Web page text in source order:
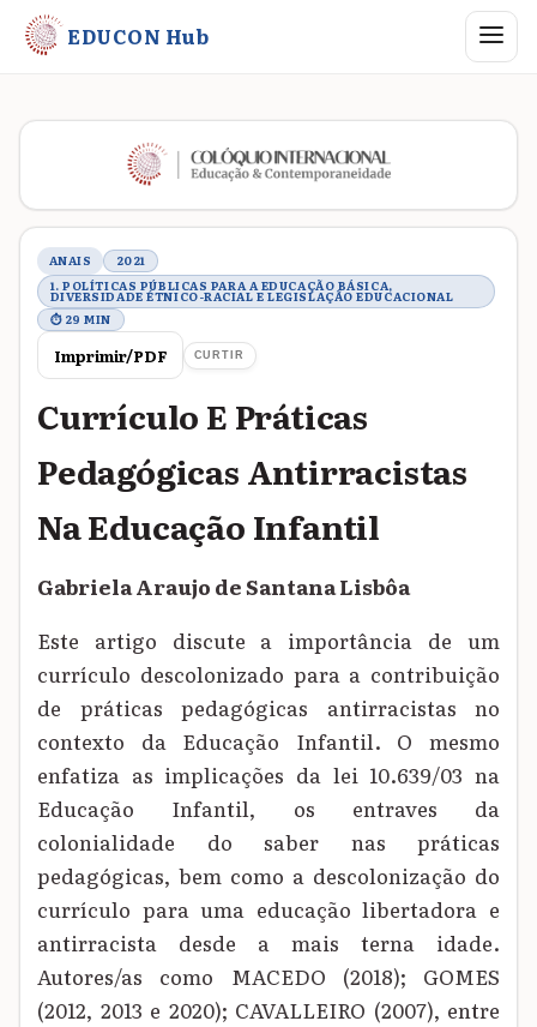
EDUCON Hub Abrir
Metadados do trabalho
ANAIS
2021
1. POLÍTICAS PÚBLICAS PARA A EDUCAÇÃO BÁSICA,
DIVERSIDADE ÉTNICO-RACIAL E LEGISLAÇÃO EDUCACIONAL
⏱ 29 MIN
Imprimir/PDF CURTIR
Currículo E Práticas
Pedagógicas Antirracistas
Na Educação Infantil
Gabriela Araujo de Santana Lisbôa
Este artigo discute a importância de um
currículo descolonizado para a contribuição
de práticas pedagógicas antirracistas no
contexto da Educação Infantil. O mesmo
enfatiza as implicações da lei 10.639/03 na
Educação Infantil, os entraves da
colonialidade do saber nas práticas
pedagógicas, bem como a descolonização do
currículo para uma educação libertadora e
antirracista desde a mais terna idade.
Autores/as como MACEDO (2018); GOMES
(2012, 2013 e 2020); CAVALLEIRO (2007), entre